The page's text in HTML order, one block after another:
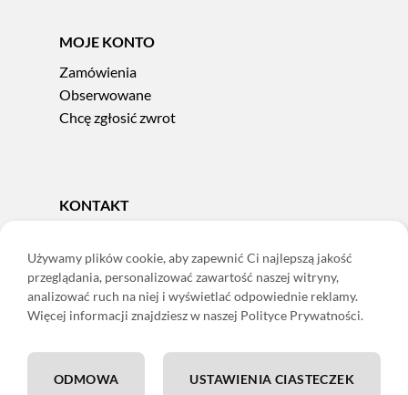
MOJE KONTO
Zamówienia
Obserwowane
Chcę zgłosić zwrot
KONTAKT
e-mail:sklep@adoris.pl
poniedziałek - piątek 8:00-16:00
Adoris Dorota Święcka
58-502 Jelenia Góra
ING: 22 1050 1751 1000 0091 0971 2688
Używamy plików cookie, aby zapewnić Ci najlepszą jakość
przeglądania, personalizować zawartość naszej witryny,
analizować ruch na niej i wyświetlać odpowiednie reklamy.
Więcej informacji znajdziesz w naszej Polityce Prywatności.
USTAWIENIA CIASTECZEK
ODMOWA